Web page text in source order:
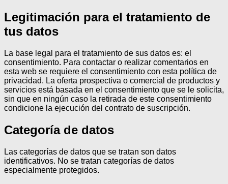
Legitimación para el tratamiento de
tus datos
La base legal para el tratamiento de sus datos es: el
consentimiento. Para contactar o realizar comentarios en
esta web se requiere el consentimiento con esta política de
privacidad. La oferta prospectiva o comercial de productos y
servicios está basada en el consentimiento que se le solicita,
sin que en ningún caso la retirada de este consentimiento
condicione la ejecución del contrato de suscripción.
Categoría de datos
Las categorías de datos que se tratan son datos
identificativos. No se tratan categorías de datos
especialmente protegidos.